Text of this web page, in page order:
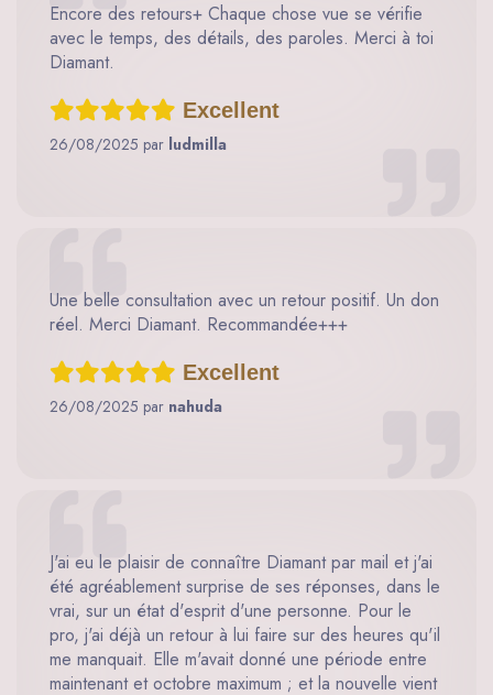
Encore des retours+ Chaque chose vue se vérifie
avec le temps, des détails, des paroles. Merci à toi
Diamant.
Excellent
26/08/2025 par ludmilla
Une belle consultation avec un retour positif. Un don
réel. Merci Diamant. Recommandée+++
Excellent
26/08/2025 par nahuda
J'ai eu le plaisir de connaître Diamant par mail et j'ai
été agréablement surprise de ses réponses, dans le
vrai, sur un état d'esprit d'une personne. Pour le
pro, j'ai déjà un retour à lui faire sur des heures qu'il
me manquait. Elle m'avait donné une période entre
maintenant et octobre maximum ; et la nouvelle vient